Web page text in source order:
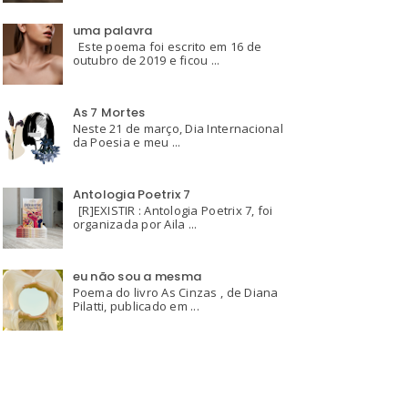
uma palavra
Este poema foi escrito em 16 de
outubro de 2019 e ficou ...
As 7 Mortes
Neste 21 de março, Dia Internacional
da Poesia e meu ...
Antologia Poetrix 7
[R]EXISTIR : Antologia Poetrix 7, foi
organizada por Aila ...
eu não sou a mesma
Poema do livro As Cinzas , de Diana
Pilatti, publicado em ...